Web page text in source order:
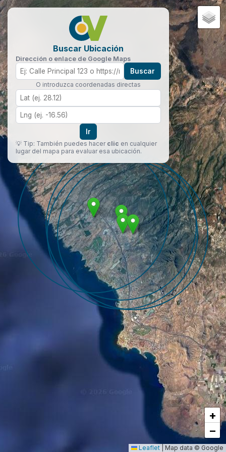
+
−
Leaflet Map data © Google
Buscar Ubicación
Dirección o enlace de Google Maps
Buscar
O introduzca coordenadas directas
Ir
💡 Tip: También puedes hacer clic en cualquier
lugar del mapa para evaluar esa ubicación.